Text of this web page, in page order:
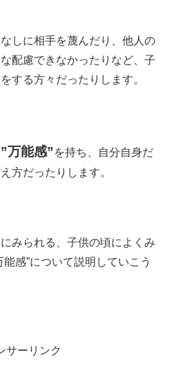
しに相手を蔑んだり、他人の
配慮できなかったりなど、子
する方々だったりします。
”万能感” を持ち、自分自身だ
方だったりします。
みられる、子供の頃によくみ
感”について説明していこう
サーリンク